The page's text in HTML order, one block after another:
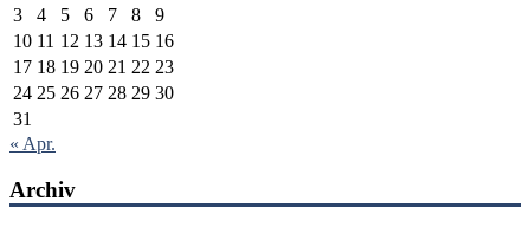
3
4 5 6 7 8
9
10 11 12 13 14 15 16
17 18 19 20 21 22 23
24 25 26 27 28 29 30
31
« Apr.
Archiv